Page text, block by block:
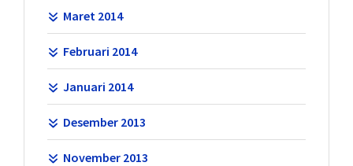
Maret 2014
Februari 2014
Januari 2014
Desember 2013
November 2013